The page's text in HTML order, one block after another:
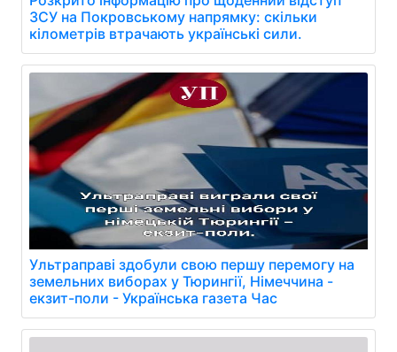
ЗСУ на Покровському напрямку: скільки
кілометрів втрачають українські сили.
Ультраправі здобули свою першу перемогу на
земельних виборах у Тюрингії, Німеччина -
екзит-поли - Українська газета Час